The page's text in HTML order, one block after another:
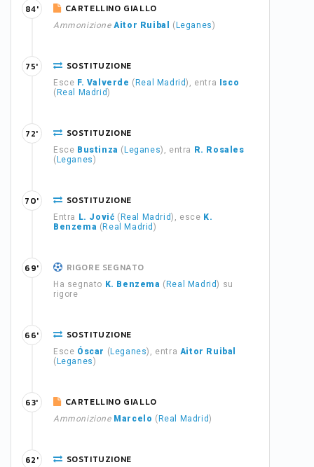
CARTELLINO GIALLO
Ammonizione Aitor Ruibal ( Leganes)
84'
SOSTITUZIONE
Esce F. Valverde ( Real Madrid), entra
Isco
( Real Madrid)
75'
SOSTITUZIONE
Esce Bustinza ( Leganes), entra
R. Rosales
( Leganes)
72'
SOSTITUZIONE
Entra L. Jović ( Real Madrid), esce K.
Benzema ( Real Madrid)
70'
RIGORE SEGNATO
Ha segnato K. Benzema ( Real Madrid) su
rigore
69'
SOSTITUZIONE
Esce Óscar ( Leganes), entra Aitor Ruibal
( Leganes)
66'
CARTELLINO GIALLO
Ammonizione Marcelo ( Real Madrid)
63'
SOSTITUZIONE
62'